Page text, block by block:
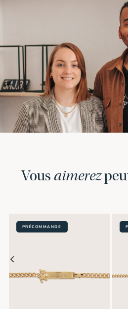
Vous aimerez
PRÉCOMMANDE